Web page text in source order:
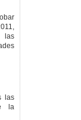
las
las
la